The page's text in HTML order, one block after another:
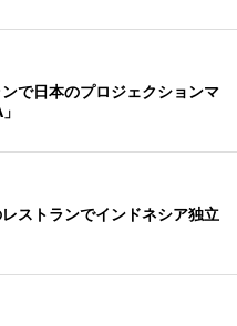
で日本のプロジェクションマ
ストランでインドネシア独立